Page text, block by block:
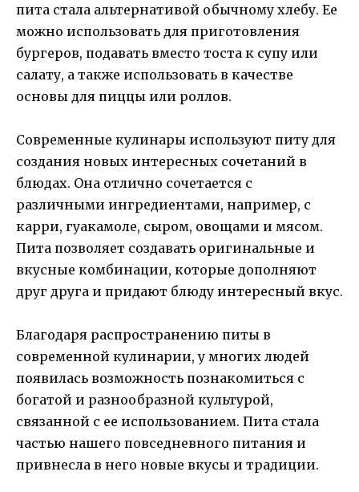
пита стала альтернативой обычному хлебу. Ее
можно использовать для приготовления
бургеров, подавать вместо тоста к супу или
салату, а также использовать в качестве
основы для пиццы или роллов.
Современные кулинары используют питу для
создания новых интересных сочетаний в
блюдах. Она отлично сочетается с
различными ингредиентами, например, с
карри, гуакамоле, сыром, овощами и мясом.
Пита позволяет создавать оригинальные и
вкусные комбинации, которые дополняют
друг друга и придают блюду интересный вкус.
Благодаря распространению питы в
современной кулинарии, у многих людей
появилась возможность познакомиться с
богатой и разнообразной культурой,
связанной с ее использованием. Пита стала
частью нашего повседневного питания и
привнесла в него новые вкусы и традиции.